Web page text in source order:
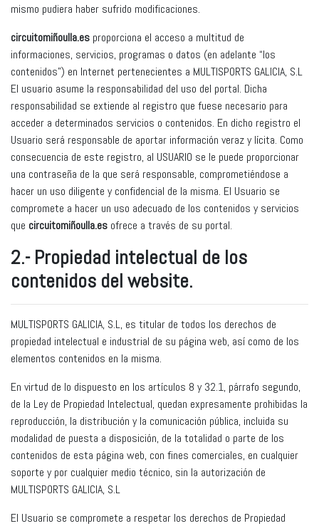
mismo pudiera haber sufrido modificaciones.
circuitomiñoulla.es proporciona el acceso a multitud de
informaciones, servicios, programas o datos (en adelante “los
contenidos”) en Internet pertenecientes a MULTISPORTS GALICIA, S.L
El usuario asume la responsabilidad del uso del portal. Dicha
responsabilidad se extiende al registro que fuese necesario para
acceder a determinados servicios o contenidos. En dicho registro el
Usuario será responsable de aportar información veraz y lícita. Como
consecuencia de este registro, al USUARIO se le puede proporcionar
una contraseña de la que será responsable, comprometiéndose a
hacer un uso diligente y confidencial de la misma. El Usuario se
compromete a hacer un uso adecuado de los contenidos y servicios
que circuitomiñoulla.es ofrece a través de su portal.
2.- Propiedad intelectual de los
contenidos del website.
MULTISPORTS GALICIA, S.L, es titular de todos los derechos de
propiedad intelectual e industrial de su página web, así como de los
elementos contenidos en la misma.
En virtud de lo dispuesto en los artículos 8 y 32.1, párrafo segundo,
de la Ley de Propiedad Intelectual, quedan expresamente prohibidas la
reproducción, la distribución y la comunicación pública, incluida su
modalidad de puesta a disposición, de la totalidad o parte de los
contenidos de esta página web, con fines comerciales, en cualquier
soporte y por cualquier medio técnico, sin la autorización de
MULTISPORTS GALICIA, S.L
El Usuario se compromete a respetar los derechos de Propiedad